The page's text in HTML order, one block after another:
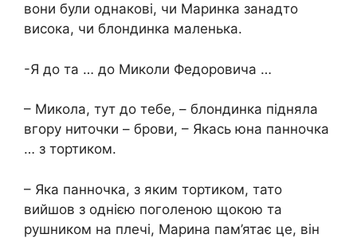
вони були однакові, чи Маринка занадто
висока, чи блондинка маленька.
-Я до та … до Миколи Федоровича …
– Микола, тут до тебе, – блондинка підняла
вгору ниточки – брови, – Якась юна панночка
… з тортиком.
– Яка панночка, з яким тортиком, тато
вийшов з однією поголеною щокою та
рушником на плечі, Марина пам’ятає це, він